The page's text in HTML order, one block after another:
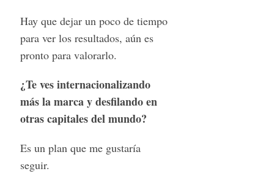
Hay que dejar un poco de tiempo
para ver los resultados, aún es
pronto para valorarlo.
¿Te ves internacionalizando
más la marca y desfilando en
otras capitales del mundo?
Es un plan que me gustaría
seguir.